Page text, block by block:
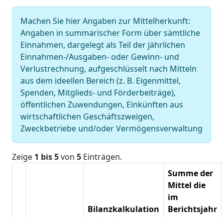
Machen Sie hier Angaben zur Mittelherkunft:
Angaben in summarischer Form über sämtliche
Einnahmen, dargelegt als Teil der jährlichen
Einnahmen-/Ausgaben- oder Gewinn- und
Verlustrechnung, aufgeschlüsselt nach Mitteln
aus dem ideellen Bereich (z. B. Eigenmittel,
Spenden, Mitglieds- und Förderbeiträge),
öffentlichen Zuwendungen, Einkünften aus
wirtschaftlichen Geschäftszweigen,
Zweckbetriebe und/oder Vermögensverwaltung
Zeige 1 bis 5von 5 Einträgen.
Bilanzkalkulation
Summe der
Mittel die
im
Berichtsjahr